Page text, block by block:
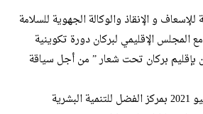
و الإنقاذ والوكالة الجهوية للسلامة
المجلس الإقليمي لبركان دورة تكوينية
بإقليم بركان تحت شعار ” من أجل سياقة